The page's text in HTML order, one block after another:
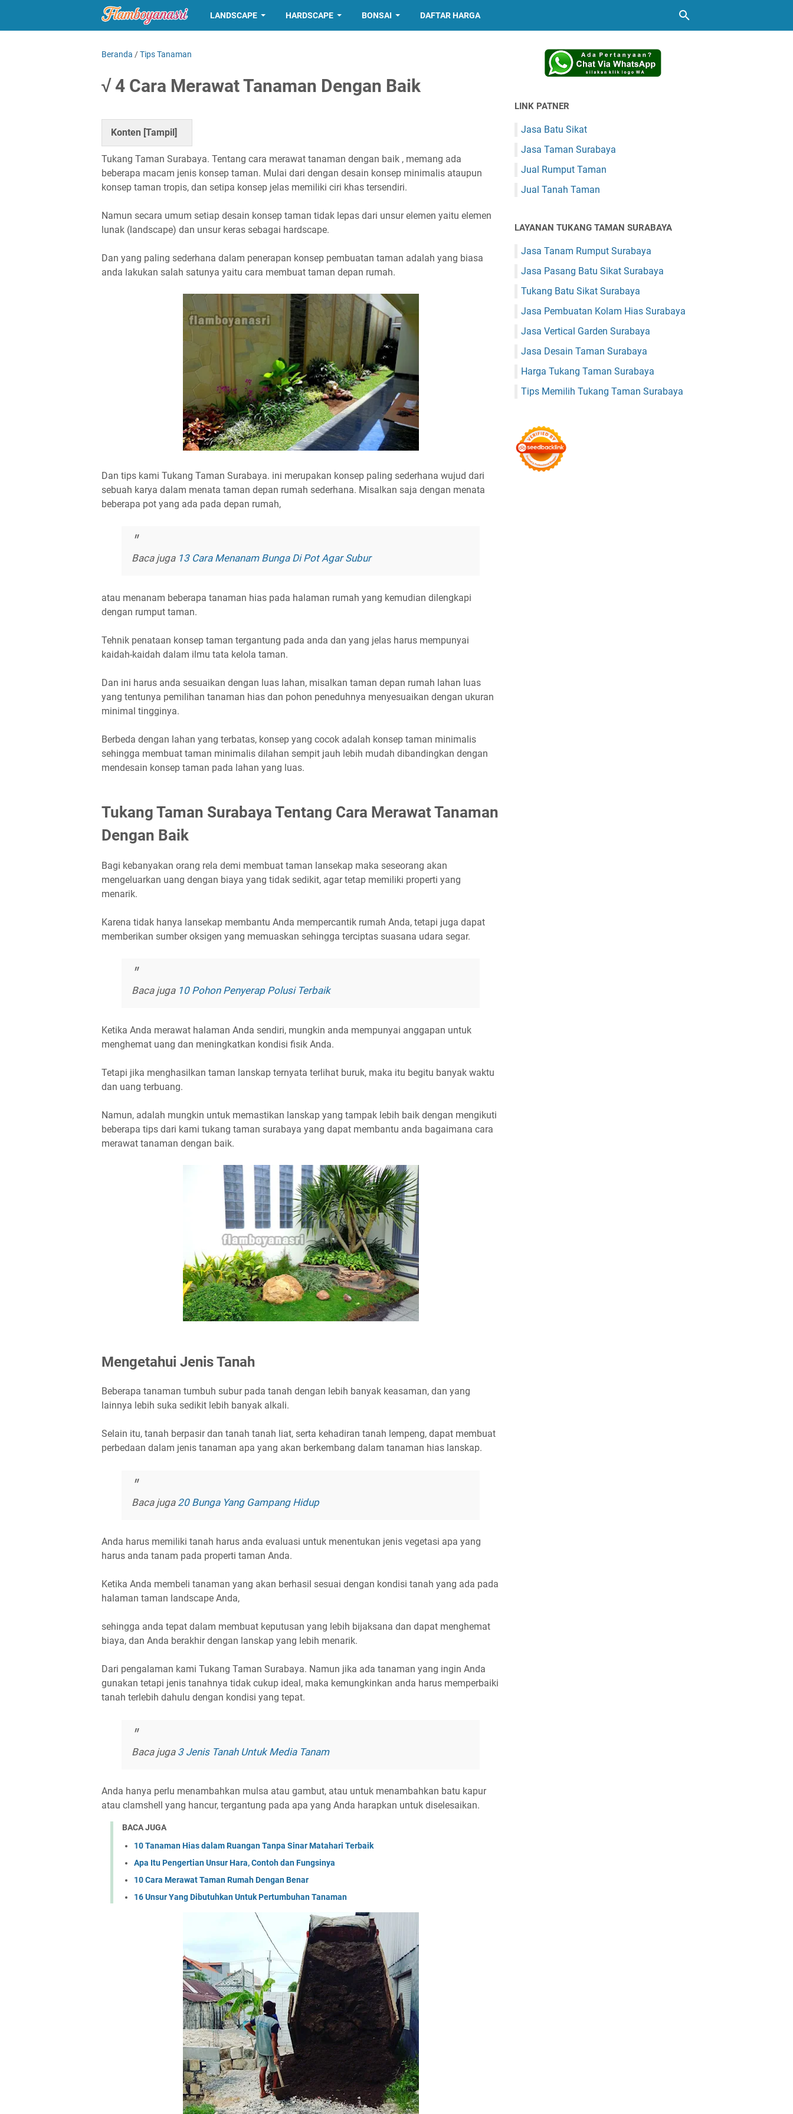
LANDSCAPE HARDSCAPE BONSAI DAFTAR HARGA
Beranda /Tips Tanaman
√ 4 Cara Merawat Tanaman Dengan Baik
Konten [Tampil]
Tukang Taman Surabaya. Tentang cara merawat tanaman dengan baik , memang ada
beberapa macam jenis konsep taman. Mulai dari dengan desain konsep minimalis ataupun
konsep taman tropis, dan setipa konsep jelas memiliki ciri khas tersendiri.
Namun secara umum setiap desain konsep taman tidak lepas dari unsur elemen yaitu elemen
lunak (landscape) dan unsur keras sebagai hardscape.
Dan yang paling sederhana dalam penerapan konsep pembuatan taman adalah yang biasa
anda lakukan salah satunya yaitu cara membuat taman depan rumah.
Dan tips kami Tukang Taman Surabaya. ini merupakan konsep paling sederhana wujud dari
sebuah karya dalam menata taman depan rumah sederhana. Misalkan saja dengan menata
beberapa pot yang ada pada depan rumah,
Baca juga 13 Cara Menanam Bunga Di Pot Agar Subur
atau menanam beberapa tanaman hias pada halaman rumah yang kemudian dilengkapi
dengan rumput taman.
Tehnik penataan konsep taman tergantung pada anda dan yang jelas harus mempunyai
kaidah-kaidah dalam ilmu tata kelola taman.
Dan ini harus anda sesuaikan dengan luas lahan, misalkan taman depan rumah lahan luas
yang tentunya pemilihan tanaman hias dan pohon peneduhnya menyesuaikan dengan ukuran
minimal tingginya.
Berbeda dengan lahan yang terbatas, konsep yang cocok adalah konsep taman minimalis
sehingga membuat taman minimalis dilahan sempit jauh lebih mudah dibandingkan dengan
mendesain konsep taman pada lahan yang luas.
Tukang Taman Surabaya Tentang Cara Merawat Tanaman
Dengan Baik
Bagi kebanyakan orang rela demi membuat taman lansekap maka seseorang akan
mengeluarkan uang dengan biaya yang tidak sedikit, agar tetap memiliki properti yang
menarik.
Karena tidak hanya lansekap membantu Anda mempercantik rumah Anda, tetapi juga dapat
memberikan sumber oksigen yang memuaskan sehingga terciptas suasana udara segar.
Baca juga 10 Pohon Penyerap Polusi Terbaik
Ketika Anda merawat halaman Anda sendiri, mungkin anda mempunyai anggapan untuk
menghemat uang dan meningkatkan kondisi fisik Anda.
Tetapi jika menghasilkan taman lanskap ternyata terlihat buruk, maka itu begitu banyak waktu
dan uang terbuang.
Namun, adalah mungkin untuk memastikan lanskap yang tampak lebih baik dengan mengikuti
beberapa tips dari kami tukang taman surabaya yang dapat membantu anda bagaimana cara
merawat tanaman dengan baik.
Mengetahui Jenis Tanah
Beberapa tanaman tumbuh subur pada tanah dengan lebih banyak keasaman, dan yang
lainnya lebih suka sedikit lebih banyak alkali.
Selain itu, tanah berpasir dan tanah tanah liat, serta kehadiran tanah lempeng, dapat membuat
perbedaan dalam jenis tanaman apa yang akan berkembang dalam tanaman hias lanskap.
Baca juga 20 Bunga Yang Gampang Hidup
Anda harus memiliki tanah harus anda evaluasi untuk menentukan jenis vegetasi apa yang
harus anda tanam pada properti taman Anda.
Ketika Anda membeli tanaman yang akan berhasil sesuai dengan kondisi tanah yang ada pada
halaman taman landscape Anda,
sehingga anda tepat dalam membuat keputusan yang lebih bijaksana dan dapat menghemat
biaya, dan Anda berakhir dengan lanskap yang lebih menarik.
Dari pengalaman kami Tukang Taman Surabaya. Namun jika ada tanaman yang ingin Anda
gunakan tetapi jenis tanahnya tidak cukup ideal, maka kemungkinkan anda harus memperbaiki
tanah terlebih dahulu dengan kondisi yang tepat.
Baca juga 3 Jenis Tanah Untuk Media Tanam
Anda hanya perlu menambahkan mulsa atau gambut, atau untuk menambahkan batu kapur
atau clamshell yang hancur, tergantung pada apa yang Anda harapkan untuk diselesaikan.
BACA JUGA
10 Tanaman Hias dalam Ruangan Tanpa Sinar Matahari Terbaik
Apa Itu Pengertian Unsur Hara, Contoh dan Fungsinya
10 Cara Merawat Taman Rumah Dengan Benar
16 Unsur Yang Dibutuhkan Untuk Pertumbuhan Tanaman
LINK PATNER
Jasa Batu Sikat
Jasa Taman Surabaya
Jual Rumput Taman
Jual Tanah Taman
LAYANAN TUKANG TAMAN SURABAYA
Jasa Tanam Rumput Surabaya
Jasa Pasang Batu Sikat Surabaya
Tukang Batu Sikat Surabaya
Jasa Pembuatan Kolam Hias Surabaya
Jasa Vertical Garden Surabaya
Jasa Desain Taman Surabaya
Harga Tukang Taman Surabaya
Tips Memilih Tukang Taman Surabaya